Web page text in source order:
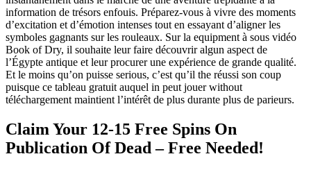
information de trésors enfouis. Préparez-vous à vivre des moments
d’excitation et d’émotion intenses tout en essayant d’aligner les
symboles gagnants sur les rouleaux. Sur la equipment à sous vidéo
Book of Dry, il souhaite leur faire découvrir algun aspect de
l’Égypte antique et leur procurer une expérience de grande qualité.
Et le moins qu’on puisse serious, c’est qu’il the réussi son coup
puisque ce tableau gratuit auquel in peut jouer without
téléchargement maintient l’intérêt de plus durante plus de parieurs.
Claim Your 12-15 Free Spins On
Publication Of Dead – Free Needed!